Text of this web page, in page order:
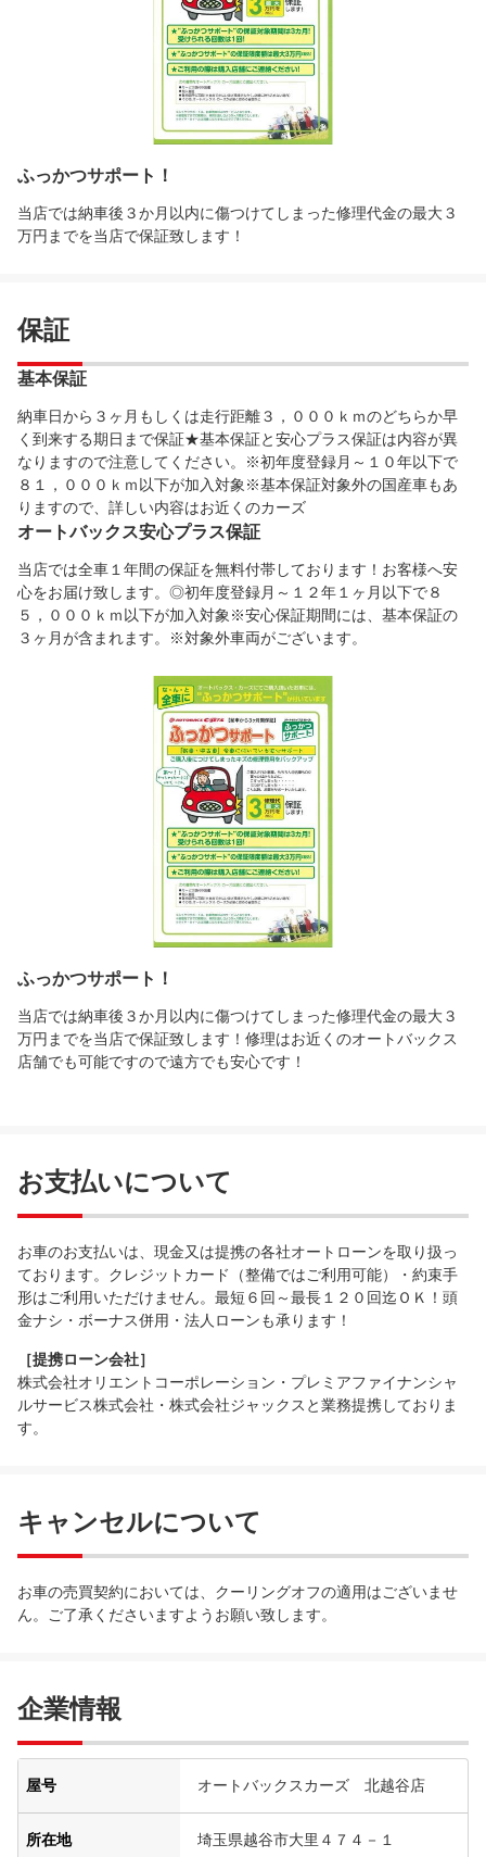
ふっかつサポート！
当店では納車後３か月以内に傷つけてしまった修理代金の最大３
万円までを当店で保証致します！
保証
基本保証
納車日から３ヶ月もしくは走行距離３，０００ｋｍのどちらか早
く到来する期日まで保証★基本保証と安心プラス保証は内容が異
なりますので注意してください。※初年度登録月～１０年以下で
８１，０００ｋｍ以下が加入対象※基本保証対象外の国産車もあ
りますので、詳しい内容はお近くのカーズ
オートバックス安心プラス保証
当店では全車１年間の保証を無料付帯しております！お客様へ安
心をお届け致します。◎初年度登録月～１２年１ヶ月以下で８
５，０００ｋｍ以下が加入対象※安心保証期間には、基本保証の
３ヶ月が含まれます。※対象外車両がございます。
ふっかつサポート！
当店では納車後３か月以内に傷つけてしまった修理代金の最大３
万円までを当店で保証致します！修理はお近くのオートバックス
店舗でも可能ですので遠方でも安心です！
お支払いについて
お車のお支払いは、現金又は提携の各社オートローンを取り扱っ
ております。クレジットカード（整備ではご利用可能）・約束手
形はご利用いただけません。最短６回～最長１２０回迄ＯＫ！頭
金ナシ・ボーナス併用・法人ローンも承ります！
［提携ローン会社］
株式会社オリエントコーポレーション・プレミアファイナンシャ
ルサービス株式会社・株式会社ジャックスと業務提携しておりま
す。
キャンセルについて
お車の売買契約においては、クーリングオフの適用はございませ
ん。ご了承くださいますようお願い致します。
企業情報
屋号 オートバックスカーズ 北越谷店
所在地 埼玉県越谷市大里４７４－１